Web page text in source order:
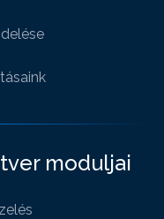
moduljai